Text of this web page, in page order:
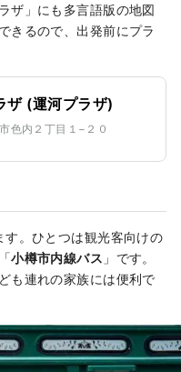
ザ」にも多言語版の地図
きるので、出発前にプラ
ザ (運河プラザ)
色内２丁目１−２０
。ひとつは観光客向けの
小樽市内線バス 」です。
も連れの家族には便利で